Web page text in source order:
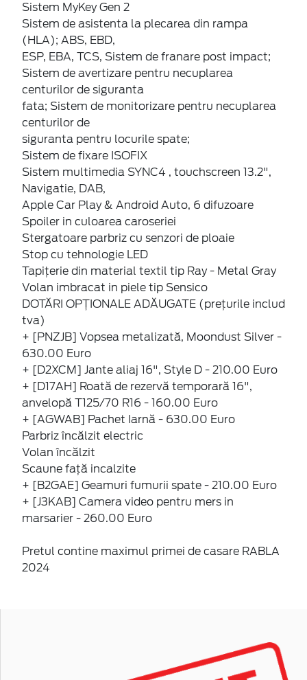
Sistem MyKey Gen 2
Sistem de asistenta la plecarea din rampa
(HLA); ABS, EBD,
ESP, EBA, TCS, Sistem de franare post impact;
Sistem de avertizare pentru necuplarea
centurilor de siguranta
fata; Sistem de monitorizare pentru necuplarea
centurilor de
siguranta pentru locurile spate;
Sistem de fixare ISOFIX
Sistem multimedia SYNC4 , touchscreen 13.2",
Navigatie, DAB,
Apple Car Play & Android Auto, 6 difuzoare
Spoiler in culoarea caroseriei
Stergatoare parbriz cu senzori de ploaie
Stop cu tehnologie LED
Tapiţerie din material textil tip Ray - Metal Gray
Volan imbracat in piele tip Sensico
DOTĂRI OPȚIONALE ADĂUGATE (prețurile includ
tva)
+ [PNZJB] Vopsea metalizată, Moondust Silver -
630.00 Euro
+ [D2XCM] Jante aliaj 16", Style D - 210.00 Euro
+ [D17AH] Roată de rezervă temporară 16",
anvelopă T125/70 R16 - 160.00 Euro
+ [AGWAB] Pachet Iarnă - 630.00 Euro
Parbriz încălzit electric
Volan încălzit
Scaune față incalzite
+ [B2GAE] Geamuri fumurii spate - 210.00 Euro
+ [J3KAB] Camera video pentru mers in
marsarier - 260.00 Euro
Pretul contine maximul primei de casare RABLA
2024